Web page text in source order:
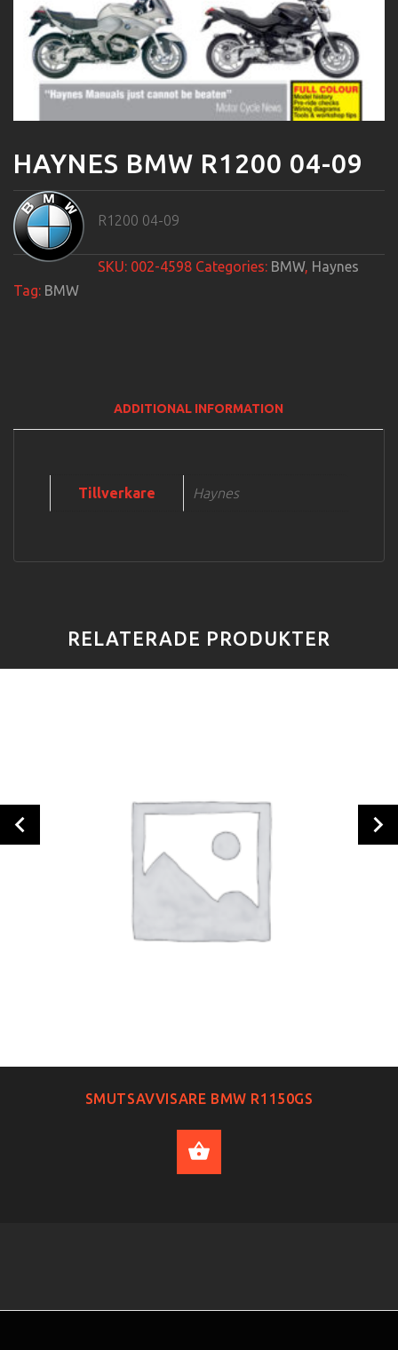
HAYNES BMW R1200 04-09
R1200 04-09
SKU: 002-4598 Categories: BMW, Haynes
Tag: BMW
ADDITIONAL INFORMATION
Tillverkare Haynes
RELATERADE PRODUKTER
SMUTSAVVISARE BMW R1150GS